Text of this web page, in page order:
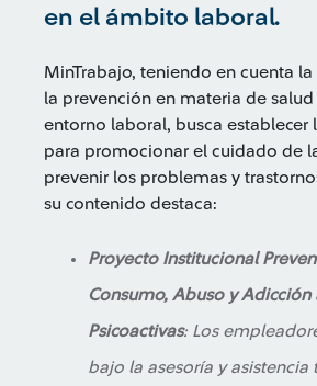
en el ámbito laboral.
MinTrabajo, teniendo en cuenta la
la prevención en materia de
entorno laboral, busca establecer
para promocionar el cuidado de
prevenir los problemas y
su contenido destaca:
Proyecto Institucional
Consumo, Abuso y Adicción
Psicoactivas: Los
bajo la asesoría y asistencia